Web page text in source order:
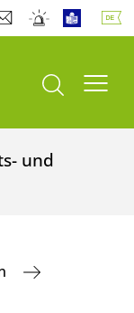
Suche öffnen
und